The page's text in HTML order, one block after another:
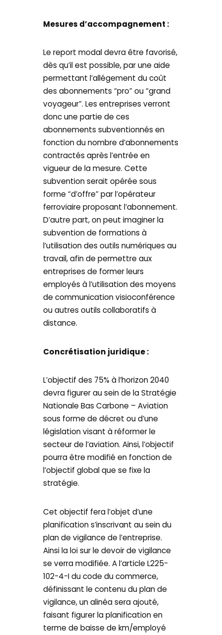
Mesures d’accompagnement :
Le report modal devra être favorisé,
dès qu’il est possible, par une aide
permettant l’allégement du coût
des abonnements “pro” ou “grand
voyageur”. Les entreprises verront
donc une partie de ces
abonnements subventionnés en
fonction du nombre d’abonnements
contractés après l’entrée en
vigueur de la mesure. Cette
subvention serait opérée sous
forme “d’offre” par l’opérateur
ferroviaire proposant l’abonnement.
D’autre part, on peut imaginer la
subvention de formations à
l’utilisation des outils numériques au
travail, afin de permettre aux
entreprises de former leurs
employés à l’utilisation des moyens
de communication visioconférence
ou autres outils collaboratifs à
distance.
Concrétisation juridique :
L’objectif des 75% à l’horizon 2040
devra figurer au sein de la Stratégie
Nationale Bas Carbone – Aviation
sous forme de décret ou d’une
législation visant à réformer le
secteur de l’aviation. Ainsi, l’objectif
pourra être modifié en fonction de
l’objectif global que se fixe la
stratégie.
Cet objectif fera l’objet d’une
planification s’inscrivant au sein du
plan de vigilance de l’entreprise.
Ainsi la loi sur le devoir de vigilance
se verra modifiée. A l’article L225-
102-4-I du code du commerce,
définissant le contenu du plan de
vigilance, un alinéa sera ajouté,
faisant figurer la planification en
terme de baisse de km/employé